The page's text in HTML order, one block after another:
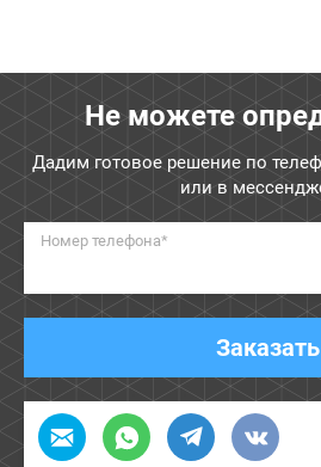
Не можете
Дадим готовое решение по
или в
Номер телефона*
Заказать